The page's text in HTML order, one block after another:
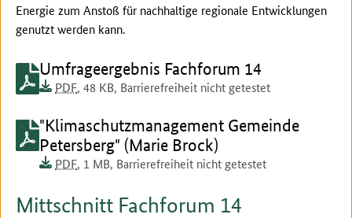
Energie zum Anstoß für nachhaltige regionale Entwicklungen
genutzt werden kann.
Dokument zum runterladen:
Umfrageergebnis Fachforum 14
Dokumentenformat:
PDFDokumentengröße:
, 48 KB
Barrierefreiheit:
Dieses Dokument ist auf
, Barrierefreiheit nicht getestet
Dokument zum runterladen:
"Klimaschutzmanagement Gemeinde
Petersberg" (Marie Brock)
Dokumentenformat:
PDFDokumentengröße:
, 1 MB
Barrierefreiheit:
Dieses Dokument ist auf
, Barrierefreiheit nicht getestet
Mittschnitt Fachforum 14